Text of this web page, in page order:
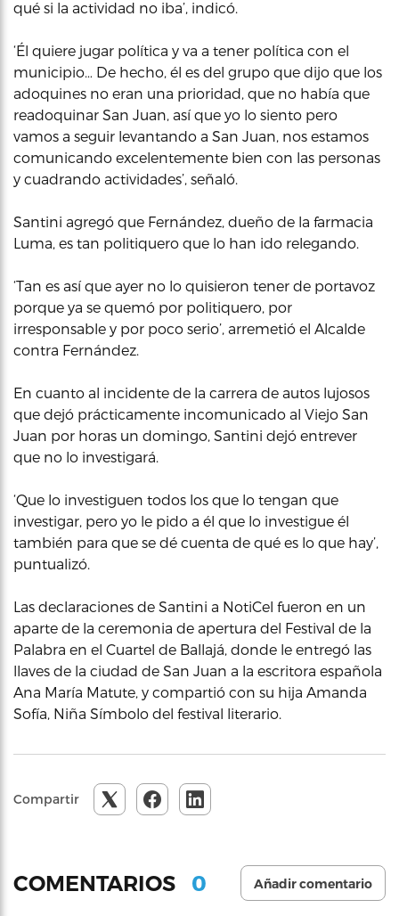
qué si la actividad no iba’, indicó.
‘Él quiere jugar política y va a tener política con el
municipio… De hecho, él es del grupo que dijo que los
adoquines no eran una prioridad, que no había que
readoquinar San Juan, así que yo lo siento pero
vamos a seguir levantando a San Juan, nos estamos
comunicando excelentemente bien con las personas
y cuadrando actividades’, señaló.
Santini agregó que Fernández, dueño de la farmacia
Luma, es tan politiquero que lo han ido relegando.
‘Tan es así que ayer no lo quisieron tener de portavoz
porque ya se quemó por politiquero, por
irresponsable y por poco serio’, arremetió el Alcalde
contra Fernández.
En cuanto al incidente de la carrera de autos lujosos
que dejó prácticamente incomunicado al Viejo San
Juan por horas un domingo, Santini dejó entrever
que no lo investigará.
‘Que lo investiguen todos los que lo tengan que
investigar, pero yo le pido a él que lo investigue él
también para que se dé cuenta de qué es lo que hay’,
puntualizó.
Las declaraciones de Santini a NotiCel fueron en un
aparte de la ceremonia de apertura del Festival de la
Palabra en el Cuartel de Ballajá, donde le entregó las
llaves de la ciudad de San Juan a la escritora española
Ana María Matute, y compartió con su hija Amanda
Sofía, Niña Símbolo del festival literario.
Compartir
COMENTARIOS 0 Añadir comentario